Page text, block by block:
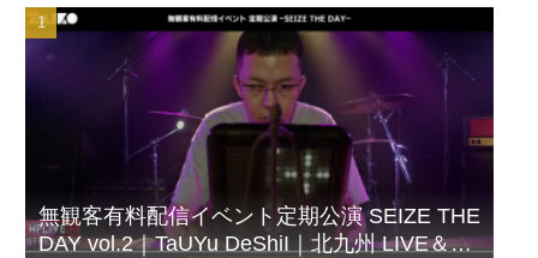
無観客有料配信イベント定期公演 SEIZE THE
DAY vol.2｜TaUYu DeShiI｜北九州 LIVE＆